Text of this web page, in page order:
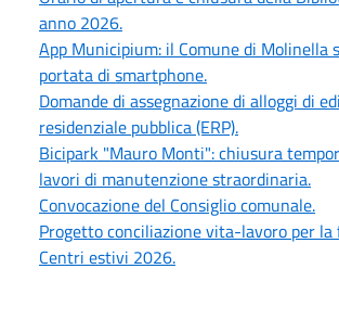
anno 2026.
App Municipium: il Comune di Molinella
portata di smartphone.
Domande di assegnazione di alloggi di
residenziale pubblica (ERP).
Bicipark "Mauro Monti": chiusura
lavori di manutenzione straordinaria.
Convocazione del Consiglio comunale.
Progetto conciliazione vita-lavoro per la
Centri estivi 2026.